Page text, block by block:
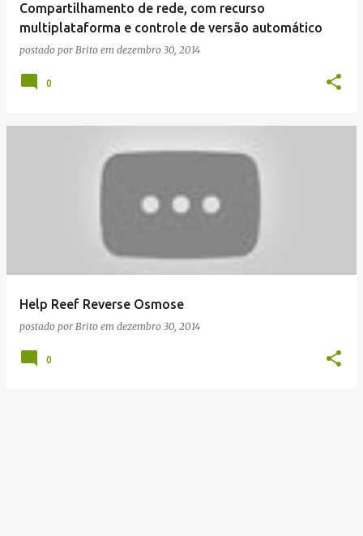
Compartilhamento de rede, com recurso
multiplataforma e controle de versão automático
postado por Brito em dezembro 30, 2014
0
Help Reef Reverse Osmose
postado por Brito em dezembro 30, 2014
0